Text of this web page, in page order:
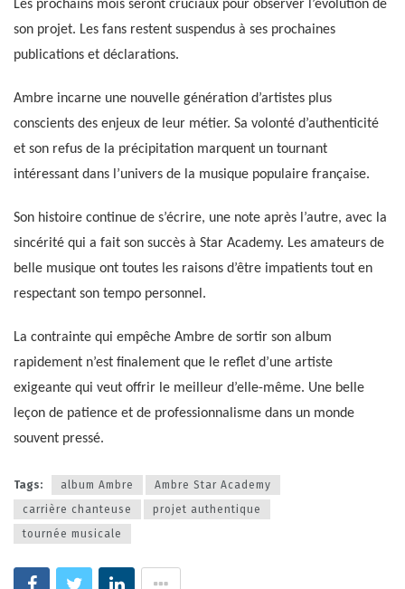
Les prochains mois seront cruciaux pour observer l’évolution de
son projet. Les fans restent suspendus à ses prochaines
publications et déclarations.
Ambre incarne une nouvelle génération d’artistes plus
conscients des enjeux de leur métier. Sa volonté d’authenticité
et son refus de la précipitation marquent un tournant
intéressant dans l’univers de la musique populaire française.
Son histoire continue de s’écrire, une note après l’autre, avec la
sincérité qui a fait son succès à Star Academy. Les amateurs de
belle musique ont toutes les raisons d’être impatients tout en
respectant son tempo personnel.
La contrainte qui empêche Ambre de sortir son album
rapidement n’est finalement que le reflet d’une artiste
exigeante qui veut offrir le meilleur d’elle-même. Une belle
leçon de patience et de professionnalisme dans un monde
souvent pressé.
Tags: album Ambre
Ambre Star Academy
carrière chanteuse
projet authentique
tournée musicale